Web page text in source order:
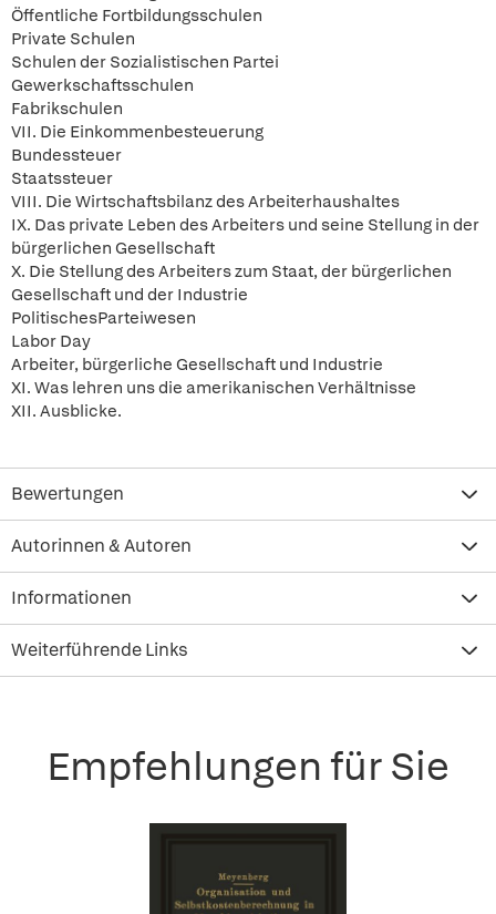
Öffentliche Fortbildungsschulen
Private Schulen
Schulen der Sozialistischen Partei
Gewerkschaftsschulen
Fabrikschulen
VII. Die Einkommenbesteuerung
Bundessteuer
Staatssteuer
VIII. Die Wirtschaftsbilanz des Arbeiterhaushaltes
IX. Das private Leben des Arbeiters und seine Stellung in der
bürgerlichen Gesellschaft
X. Die Stellung des Arbeiters zum Staat, der bürgerlichen
Gesellschaft und der Industrie
PolitischesParteiwesen
Labor Day
Arbeiter, bürgerliche Gesellschaft und Industrie
XI. Was lehren uns die amerikanischen Verhältnisse
XII. Ausblicke.
Bewertungen
Autorinnen & Autoren
Informationen
Weiterführende Links
Empfehlungen für Sie